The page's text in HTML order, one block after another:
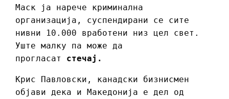
Маск ја нарече криминална
организација, суспендирани се сите
нивни 10.000 вработени низ цел свет.
Уште малку па може да
прогласат
стечај.
Крис Павловски, канадски бизнисмен
објави дека и Македонија е дел од